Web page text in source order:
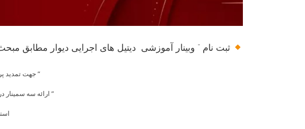
ثبت نام ” وبینار آموزشی دیتیل های اجرایی دیوار مطابق مبحث 19 مقررات ملی
” جهت تمدید
” ارائه سه سمینار